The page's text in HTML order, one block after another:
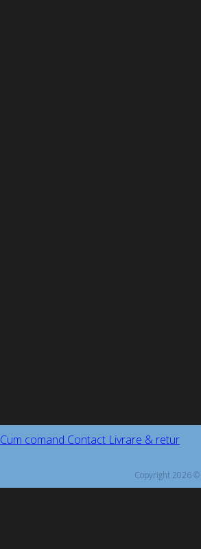
Cum comand Contact Livrare & retur
Copyright 2026 ©